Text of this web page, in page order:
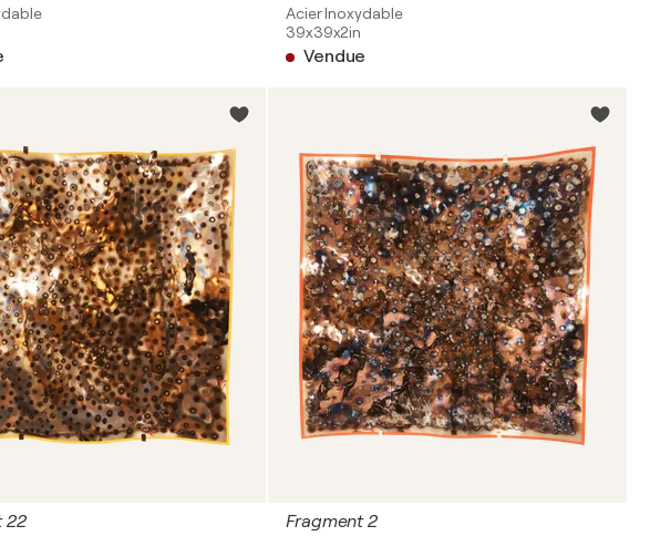
Acier Inoxydable
39x39x2in
Vendue
22 Fragment 2